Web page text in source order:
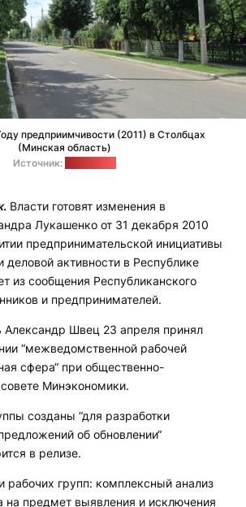
предприимчивости (2011) в Столбцах
(Минская область)
Источник:
. Власти готовят изменения в
Лукашенко от 31 декабря 2010
предпринимательской инициативы
деловой активности в Республике
из сообщения Республиканского
и предпринимателей.
Александр Швец 23 апреля принял
“межведомственной рабочей
сфера“ при общественно-
Минэкономики.
созданы “для разработки
об обновлении“
в релизе.
рабочих групп: комплексный анализ
на предмет выявления и исключения